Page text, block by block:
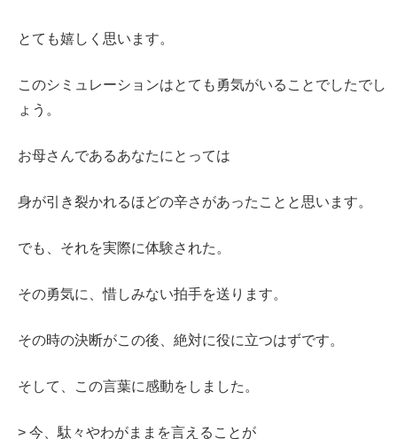
とても嬉しく思います。
このシミュレーションはとても勇気がいることでしたでし
ょう。
お母さんであるあなたにとっては
身が引き裂かれるほどの辛さがあったことと思います。
でも、それを実際に体験された。
その勇気に、惜しみない拍手を送ります。
その時の決断がこの後、絶対に役に立つはずです。
そして、この言葉に感動をしました。
> 今、駄々やわがままを言えることが